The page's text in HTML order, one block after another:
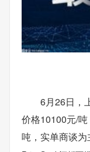
6月26日，
价格10100元/
吨，实单商谈为